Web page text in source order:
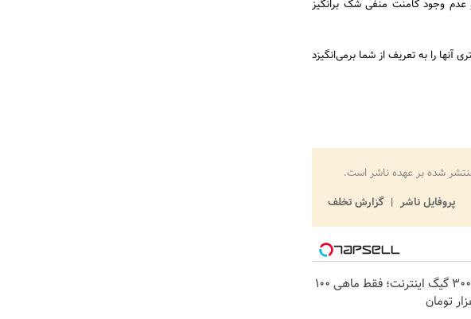
عدم وجود کامنت منفی شک برانگیز
را به تعریف از شما برمی‌انگیزد
شده بر عهده ناشر است.
پروفایل ناشر
گزارش تخلف
3000 گیگ اینترنت؛ فقط ماهی 100
تومان